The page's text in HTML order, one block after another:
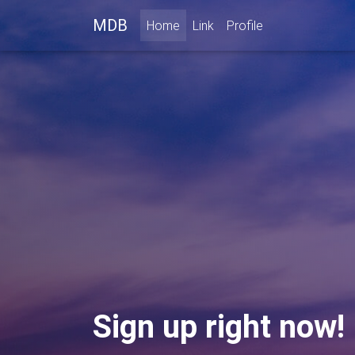
MDB Home (current)
Link Profile
Sign up right now!